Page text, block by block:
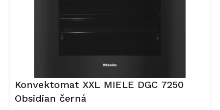
Konvektomat XXL MIELE DGC 7250
Obsidian černá